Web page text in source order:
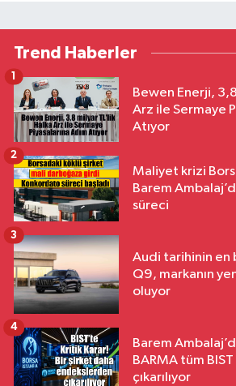
Trend Haberler
Bewen Enerji,
Arz ile Sermaye
Atıyor
1
Maliyet krizi
Barem
süreci
2
Audi tarihinin en
Q9, markanın
oluyor
3
Barem
BARMA tüm
çıkarılıyor
4